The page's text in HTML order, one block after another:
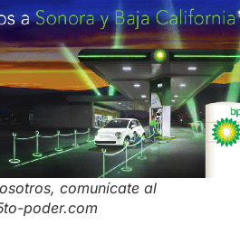
comunícate al
poder.com